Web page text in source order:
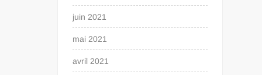
juin 2021
mai 2021
avril 2021